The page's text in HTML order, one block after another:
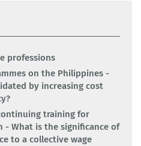
professions
on the Philippines -
by increasing cost
training for
- What is the significance of
to a collective wage